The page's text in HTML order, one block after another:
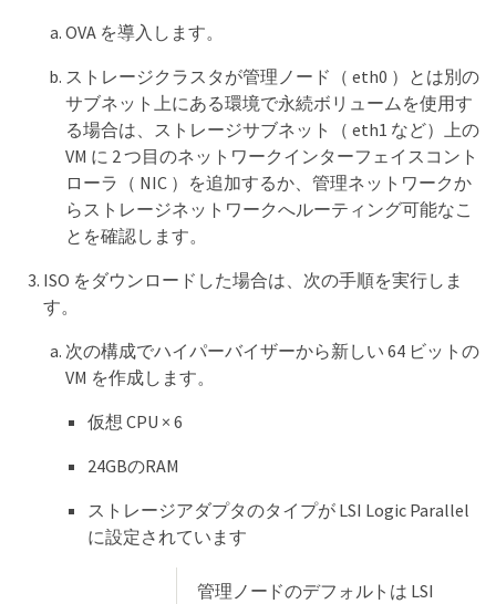
OVA を導入します。
ストレージクラスタが管理ノード（ eth0 ）とは別の
サブネット上にある環境で永続ボリュームを使用す
る場合は、ストレージサブネット（ eth1 など）上の
VM に 2 つ目のネットワークインターフェイスコント
ローラ（ NIC ）を追加するか、管理ネットワークか
らストレージネットワークへルーティング可能なこ
とを確認します。
ISO をダウンロードした場合は、次の手順を実行しま
す。
次の構成でハイパーバイザーから新しい 64 ビットの
VM を作成します。
仮想 CPU × 6
24GBのRAM
ストレージアダプタのタイプが LSI Logic Parallel
に設定されています
管理ノードのデフォルトは LSI